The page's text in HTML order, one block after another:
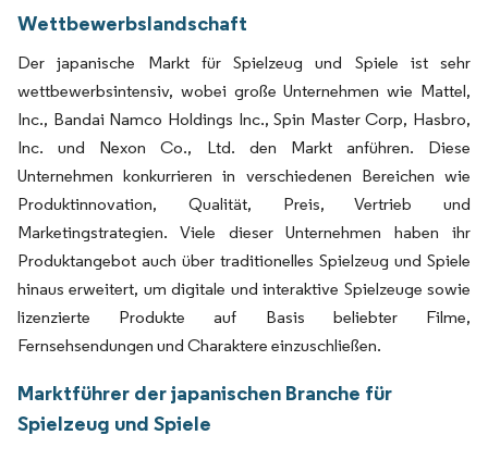
Wettbewerbslandschaft
Der japanische Markt für Spielzeug und Spiele ist sehr
wettbewerbsintensiv, wobei große Unternehmen wie Mattel,
Inc., Bandai Namco Holdings Inc., Spin Master Corp, Hasbro,
Inc. und Nexon Co., Ltd. den Markt anführen. Diese
Unternehmen konkurrieren in verschiedenen Bereichen wie
Produktinnovation, Qualität, Preis, Vertrieb und
Marketingstrategien. Viele dieser Unternehmen haben ihr
Produktangebot auch über traditionelles Spielzeug und Spiele
hinaus erweitert, um digitale und interaktive Spielzeuge sowie
lizenzierte Produkte auf Basis beliebter Filme,
Fernsehsendungen und Charaktere einzuschließen.
Marktführer der japanischen Branche für
Spielzeug und Spiele